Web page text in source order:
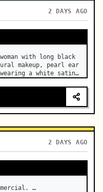
2 DAYS AGO
with long black
makeup, pearl ear
a white satin
2 DAYS AGO
…